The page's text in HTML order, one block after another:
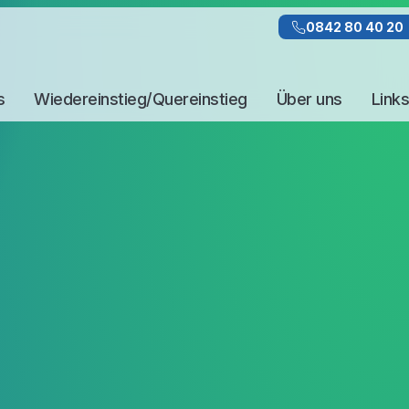
0842 80 40 20
Wiedereinstieg/Quereinstieg Über uns Links